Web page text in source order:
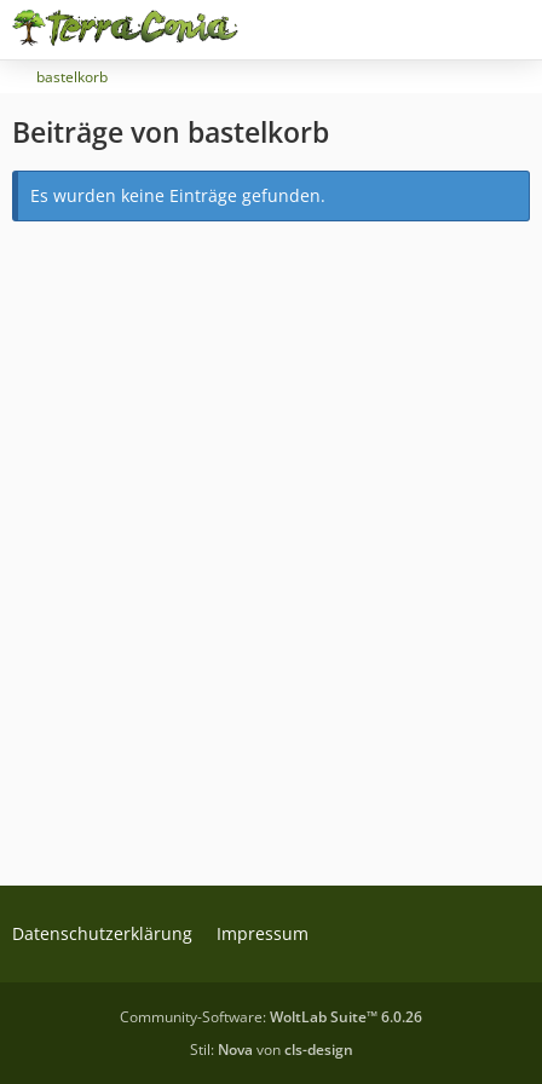
bastelkorb
Beiträge von bastelkorb
Es wurden keine Einträge gefunden.
Datenschutzerklärung Impressum
Community-Software:WoltLab Suite™ 6.0.26
Stil: Nova voncls-design